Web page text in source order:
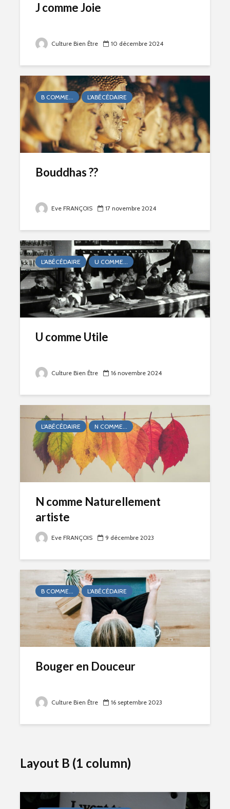
J comme Joie
Culture Bien Être 10 décembre 2024
B COMME... L'ABÉCÉDAIRE
Bouddhas ??
Eve FRANÇOIS 17 novembre 2024
L'ABÉCÉDAIRE U COMME...
U comme Utile
Culture Bien Être 16 novembre 2024
L'ABÉCÉDAIRE N COMME...
N comme Naturellement
artiste
Eve FRANÇOIS 9 décembre 2023
B COMME... L'ABÉCÉDAIRE
Bouger en Douceur
Culture Bien Être 16 septembre 2023
Layout B (1 column)